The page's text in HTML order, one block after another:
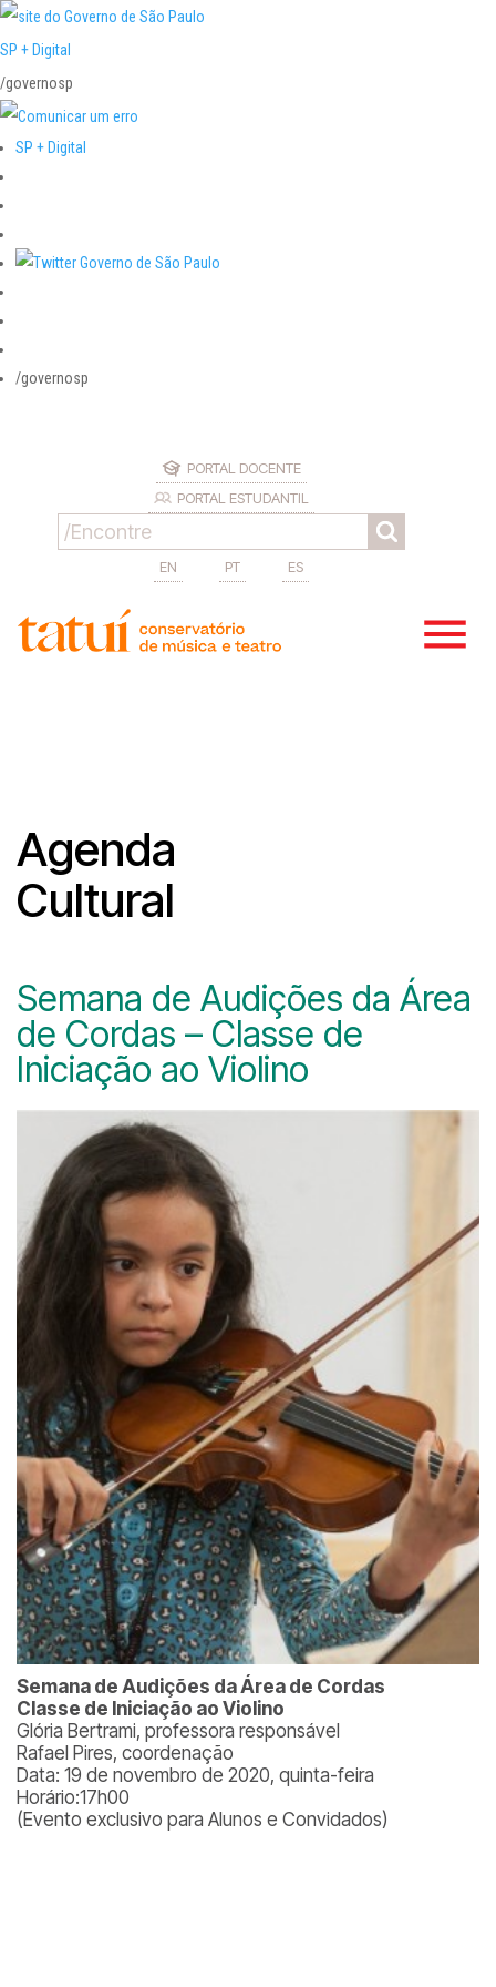
SP + Digital
/governosp
SP + Digital
/governosp
PORTAL DOCENTE
PORTAL ESTUDANTIL
EN PT ES
Agenda
Cultural
Semana de Audições da Área
de Cordas – Classe de
Iniciação ao Violino
Semana de Audições da Área de Cordas
Classe de Iniciação ao Violino
Glória Bertrami, professora responsável
Rafael Pires, coordenação
Data: 19 de novembro de 2020, quinta-feira
Horário:17h00
(Evento exclusivo para Alunos e Convidados)